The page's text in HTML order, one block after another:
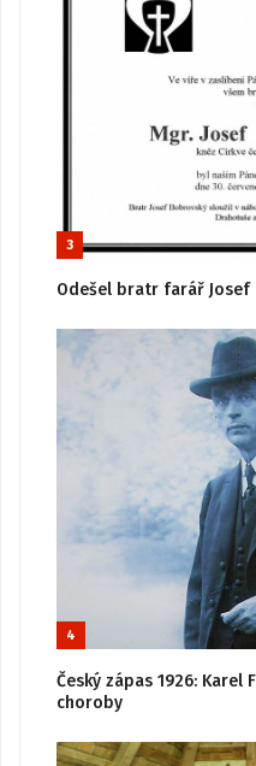
3
Odešel bratr farář Josef
4
Český zápas 1926: Karel
choroby